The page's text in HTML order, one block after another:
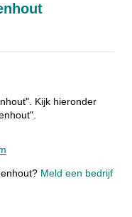
Kijk hieronder
Meld een bedrijf